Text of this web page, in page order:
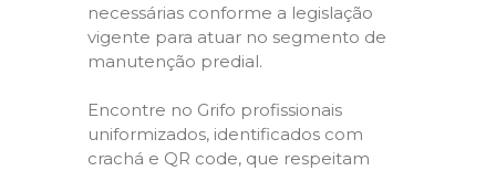
necessárias conforme a legislação
vigente para atuar no segmento de
manutenção predial.
Encontre no Grifo profissionais
uniformizados, identificados com
crachá e QR code, que respeitam